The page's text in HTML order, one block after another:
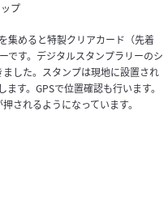
プ
集めると特製クリアカード（先着
です。デジタルスタンプラリーのシ
した。スタンプは現地に設置され
す。GPSで位置確認も行います。
されるようになっています。